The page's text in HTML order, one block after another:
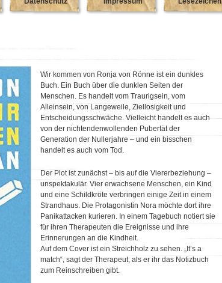
Wir kommen von Ronja von Rönne ist ein dunkles
Buch. Ein Buch über die dunklen Seiten der
Menschen. Es handelt vom Traurigsein, vom
Alleinsein, von Langeweile, Ziellosigkeit und
Entscheidungsschwäche. Vielleicht handelt es auch
von der nichtendenwollenden Pubertät der
Generation der Nullerjahre – und ein bisschen
handelt es auch vom Tod.
Der Plot ist zunächst – bis auf die Viererbeziehung –
unspektakulär. Vier erwachsene Menschen, ein Kind
und eine Schildkröte verbringen einige Zeit in einem
Strandhaus. Die Protagonistin Nora möchte dort ihre
Panikattacken kurieren. In einem Tagebuch notiert sie
für ihren Therapeuten die Ereignisse und ihre
Erinnerungen an die Kindheit.
Auf dem Cover ist ein Streichholz zu sehen. „It’s a
match“, sagt der Therapeut, als er ihr das Notizbuch
zum Reinschreiben gibt.